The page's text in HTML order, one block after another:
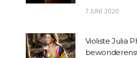
7 JUNI 2020
Violiste Julia